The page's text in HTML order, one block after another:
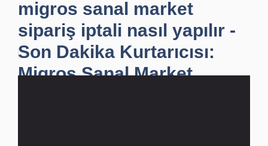
migros sanal market
sipariş iptali nasıl yapılır -
Son Dakika Kurtarıcısı:
Migros Sanal Market